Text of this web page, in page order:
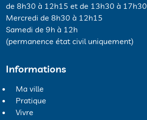
de 8h30 à 12h15 et de 13h30 à 17h30
Mercredi de 8h30 à 12h15
Samedi de 9h à 12h
(permanence état civil uniquement)
Informations
Ma ville
Pratique
Vivre